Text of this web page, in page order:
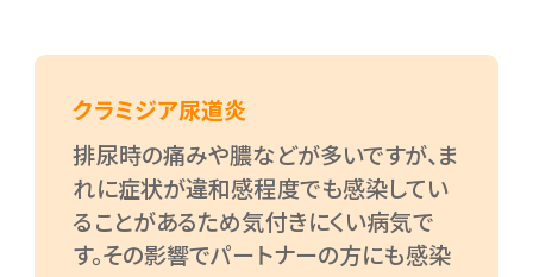
クラミジア尿道炎
排尿時の痛みや膿などが多いですが、ま
れに症状が違和感程度でも感染してい
ることがあるため気付きにくい病気で
す。その影響でパートナーの方にも感染